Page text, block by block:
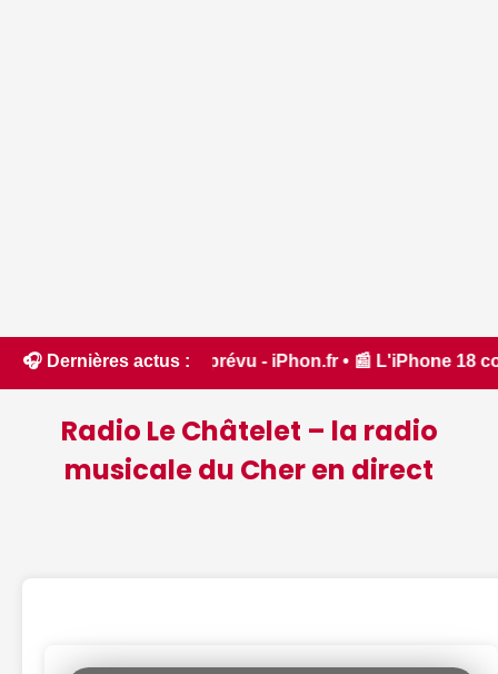
🎧 Dernières actus :
prévu - iPhon.fr • 📰 L'iPhone 18 coûtera-t-il
Radio Le Châtelet – la radio
musicale du Cher en direct